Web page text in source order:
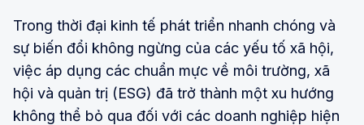
Trong thời đại kinh tế phát triển nhanh chóng và
sự biến đổi không ngừng của các yếu tố xã hội,
việc áp dụng các chuẩn mực về môi trường, xã
hội và quản trị (ESG) đã trở thành một xu hướng
không thể bỏ qua đối với các doanh nghiệp hiện